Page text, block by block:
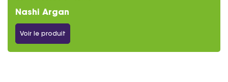
Nashi Argan
Voir le produit